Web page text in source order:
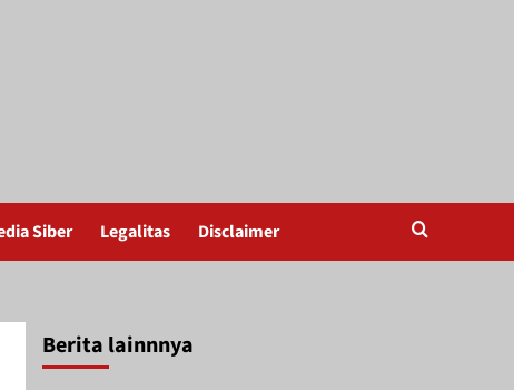
Siber Legalitas Disclaimer
Berita lainnnya